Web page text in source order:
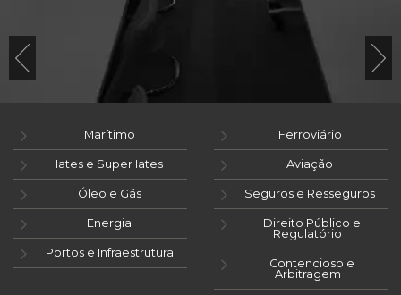
Marítimo
Iates e Super Iates
Óleo e Gás
Energia
Portos e Infraestrutura
Ferroviário
Aviação
Seguros e Resseguros
Direito Público e
Regulatório
Contencioso e
Arbitragem